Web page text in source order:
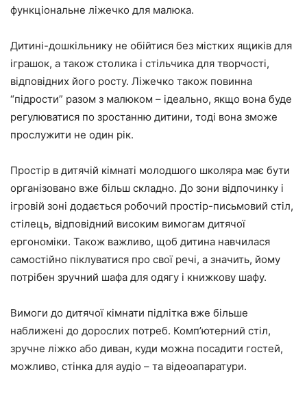
функціональне ліжечко для малюка.
Дитині-дошкільнику не обійтися без містких ящиків для
іграшок, а також столика і стільчика для творчості,
відповідних його росту. Ліжечко також повинна
“підрости” разом з малюком – ідеально, якщо вона буде
регулюватися по зростанню дитини, тоді вона зможе
прослужити не один рік.
Простір в дитячій кімнаті молодшого школяра має бути
організовано вже більш складно. До зони відпочинку і
ігровій зоні додається робочий простір-письмовий стіл,
стілець, відповідний високим вимогам дитячої
ергономіки. Також важливо, щоб дитина навчилася
самостійно піклуватися про свої речі, а значить, йому
потрібен зручний шафа для одягу і книжкову шафу.
Вимоги до дитячої кімнати підлітка вже більше
наближені до дорослих потреб. Комп’ютерний стіл,
зручне ліжко або диван, куди можна посадити гостей,
можливо, стінка для аудіо – та відеоапаратури.